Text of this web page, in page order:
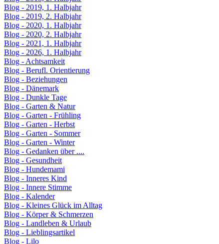
Blog - 2019, 1. Halbjahr
Blog - 2019, 2. Halbjahr
Blog - 2020, 1. Halbjahr
Blog - 2020, 2. Halbjahr
Blog - 2021, 1. Halbjahr
Blog - 2026, 1. Halbjahr
Blog - Achtsamkeit
Blog - Berufl. Orientierung
Blog - Beziehungen
Blog - Dänemark
Blog - Dunkle Tage
Blog - Garten & Natur
Blog - Garten - Frühling
Blog - Garten - Herbst
Blog - Garten - Sommer
Blog - Garten - Winter
Blog - Gedanken über ....
Blog - Gesundheit
Blog - Hundemami
Blog - Inneres Kind
Blog - Innere Stimme
Blog - Kalender
Blog - Kleines Glück im Alltag
Blog - Körper & Schmerzen
Blog - Landleben & Urlaub
Blog - Lieblingsartikel
Blog - Lilo